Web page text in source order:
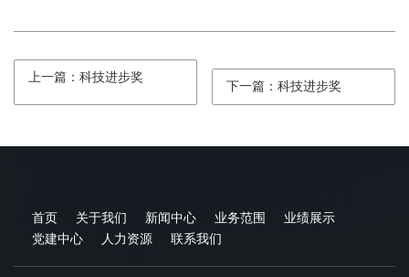
上一篇：科技进步奖
下一篇：科技进步奖
首页 关于我们 新闻中心 业务范围
业绩展示
党建中心
人力资源 联系我们